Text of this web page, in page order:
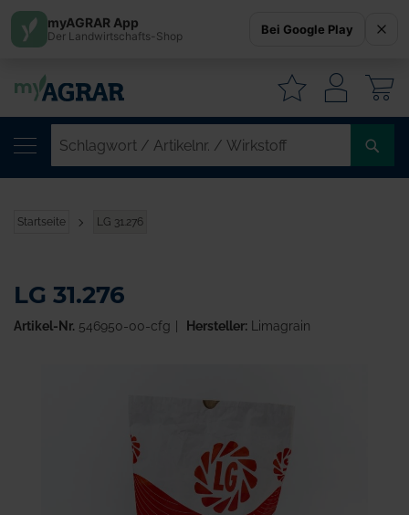
Startseite LG 31.276
LG 31.276
Artikel-Nr. 546950-00-cfg Hersteller:Limagrain
myAGRAR App
Der Landwirtschafts-Shop Bei Google Play